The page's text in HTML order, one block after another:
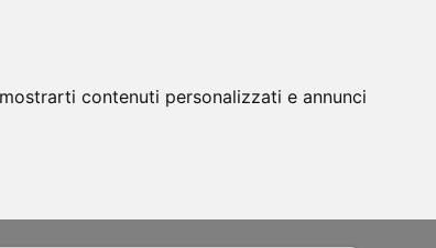
contenuti personalizzati e annunci